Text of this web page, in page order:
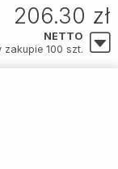
206.30 zł
NETTO
zakupie 100 szt.